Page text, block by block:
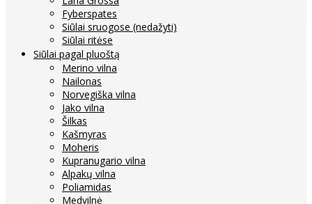
Fyberspates
Siūlai sruogose (nedažyti)
Siūlai ritėse
Siūlai pagal pluoštą
Merino vilna
Nailonas
Norvegiška vilna
Jako vilna
Šilkas
Kašmyras
Moheris
Kupranugario vilna
Alpakų vilna
Poliamidas
Medvilnė